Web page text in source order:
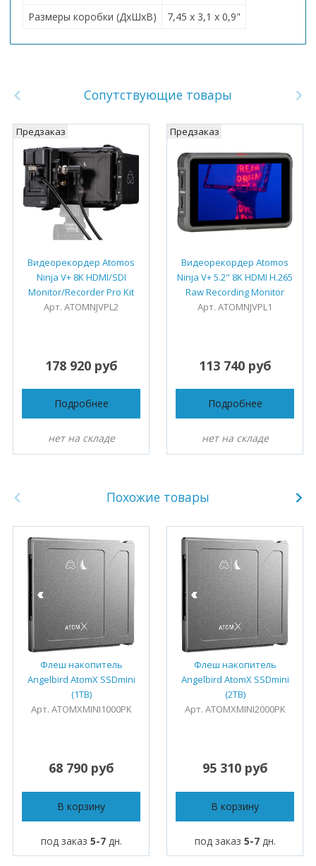
Размеры коробки (ДхШхВ)
7,45 x 3,1 x 0,9"
Сопутствующие товары
Видеорекордер Atomos
Ninja V+ 8K HDMI/SDI
Monitor/Recorder Pro Kit
Арт. ATOMNJVPL2
Предзаказ
178 920 руб
Подробнее
нет на складе
Видеорекордер Atomos
Ninja V+ 5.2" 8K HDMI H.265
Raw Recording Monitor
Арт. ATOMNJVPL1
Предзаказ
113 740 руб
Подробнее
нет на складе
Похожие товары
Флеш накопитель
Angelbird AtomX SSDmini
(1TB)
Арт. ATOMXMINI1000PK
68 790 руб
В корзину
под заказ 5-7дн.
Флеш накопитель
Angelbird AtomX SSDmini
(2TB)
Арт. ATOMXMINI2000PK
95 310 руб
В корзину
под заказ 5-7дн.